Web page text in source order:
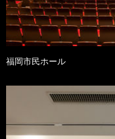
福岡市民ホール